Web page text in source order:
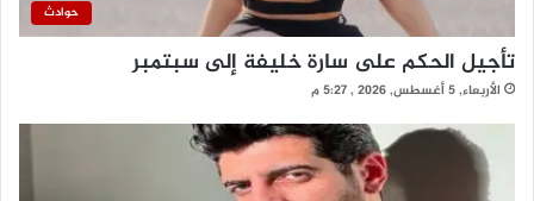
حوادث
تأجيل الحكم على سارة خليفة إلى سبتمبر
الأربعاء, 5 أغسطس, 2026 , 5:27 م